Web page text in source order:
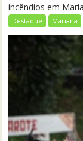
incêndios em
Destaque Mariana